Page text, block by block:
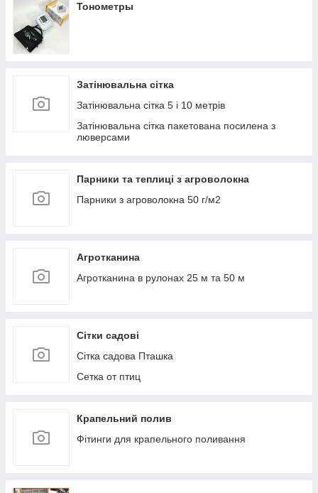
Тонометры
Затінювальна сітка
Затінювальна сітка 5 і 10 метрів
Затінювальна сітка пакетована посилена з
люверсами
Парники та теплиці з агроволокна
Парники з агроволокна 50 г/м2
Агротканина
Агротканина в рулонах 25 м та 50 м
Сітки садові
Сітка садова Пташка
Сетка от птиц
Крапельний полив
Фітинги для крапельного поливання